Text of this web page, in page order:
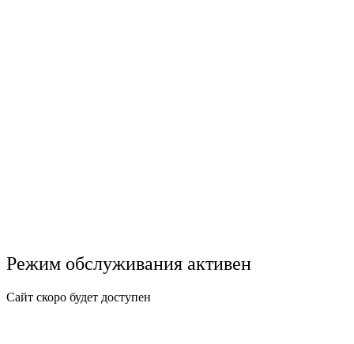
Режим обслуживания активен
Сайт скоро будет доступен